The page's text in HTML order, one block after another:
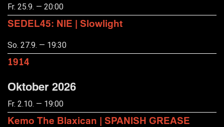
Fr. 25.9. — 20:00
SEDEL45: NIE | Slowlight
So. 27.9. — 19:30
1914
Oktober 2026
Fr. 2.10. — 19:00
Kemo The Blaxican | SPANISH GREASE